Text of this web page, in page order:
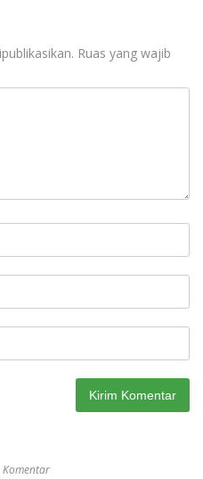
Ruas yang wajib
Komentar